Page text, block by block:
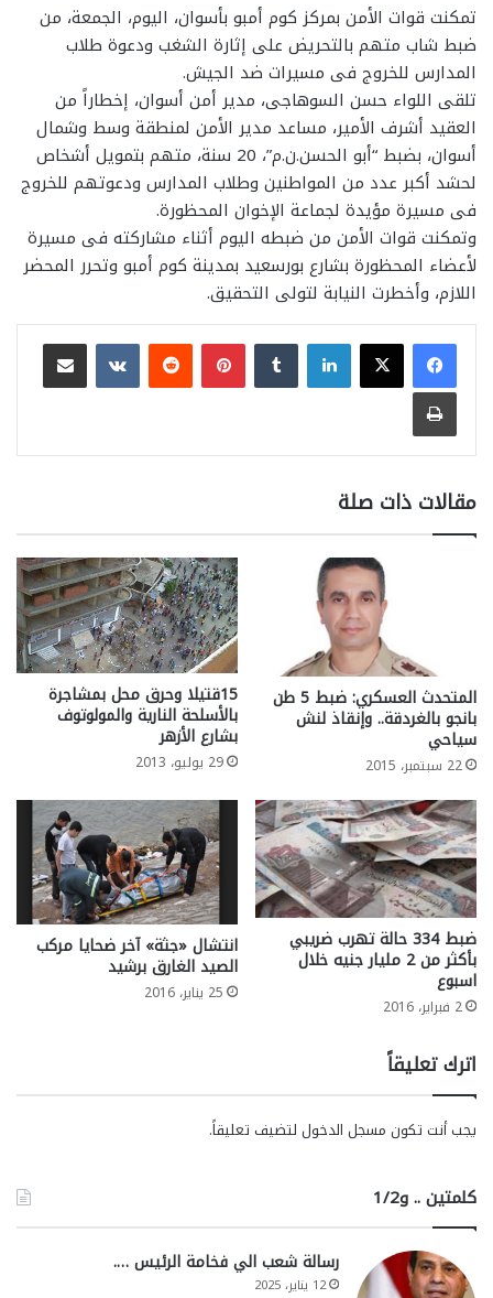
تمكنت قوات الأمن بمركز كوم أمبو بأسوان، اليوم، الجمعة، من
ضبط شاب متهم بالتحريض على إثارة الشغب ودعوة طلاب
المدارس للخروج فى مسيرات ضد الجيش.
تلقى اللواء حسن السوهاجى، مدير أمن أسوان، إخطاراً من
العقيد أشرف الأمير، مساعد مدير الأمن لمنطقة وسط وشمال
أسوان، بضبط “أبو الحسن.ن.م”، 20 سنة، متهم بتمويل أشخاص
لحشد أكبر عدد من المواطنين وطلاب المدارس ودعوتهم للخروج
فى مسيرة مؤيدة لجماعة الإخوان المحظورة.
وتمكنت قوات الأمن من ضبطه اليوم أثناء مشاركته فى مسيرة
لأعضاء المحظورة بشارع بورسعيد بمدينة كوم أمبو وتحرر المحضر
اللازم، وأخطرت النيابة لتولى التحقيق.
لينكدإن بينتيريست
مشاركة عبر البريد
طباعة
مقالات ذات صلة
المتحدث العسكري: ضبط 5 طن
بانجو بالغردقة.. وإنقاذ لنش
سياحي
22 سبتمبر، 2015
15قتيلا وحرق محل بمشاجرة
بالأسلحة النارية والمولوتوف
بشارع الأزهر
29 يوليو، 2013
ضبط 334 حالة تهرب ضريبي
بأكثر من 2 مليار جنيه خلال
اسبوع
2 فبراير، 2016
انتشال «جثة» آخر ضحايا مركب
الصيد الغارق برشيد
25 يناير، 2016
اترك تعليقاً
يجب أنت تكون مسجل الدخول لتضيف تعليقاً.
كلمتين .. و1/2
رسالة شعب الي فخامة الرئيس ….
12 يناير، 2025